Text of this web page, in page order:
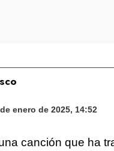
enero de 2025, 14:52
canción que ha